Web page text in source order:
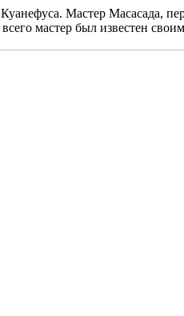
Мастер Масасада,
мастер был известен